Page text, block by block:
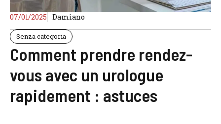
07/01/2025 Damiano
Senza categoria
Comment prendre rendez-
vous avec un urologue
rapidement : astuces